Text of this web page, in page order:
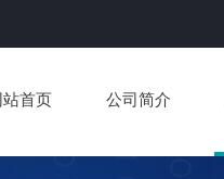
站首页 公司简介